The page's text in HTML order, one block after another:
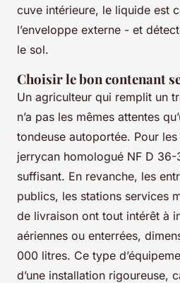
cuve intérieure, le liquide est
l’enveloppe externe - et
le sol.
Choisir le bon contenant
Un agriculteur qui remplit un
n’a pas les mêmes attentes
tondeuse autoportée. Pour
jerrycan homologué NF D 36-
suffisant. En revanche, les
publics, les stations services
de livraison ont tout intérêt à
aériennes ou enterrées,
000 litres. Ce type
d’une installation rigoureuse,